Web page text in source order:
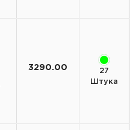
3290.00
27
Штука